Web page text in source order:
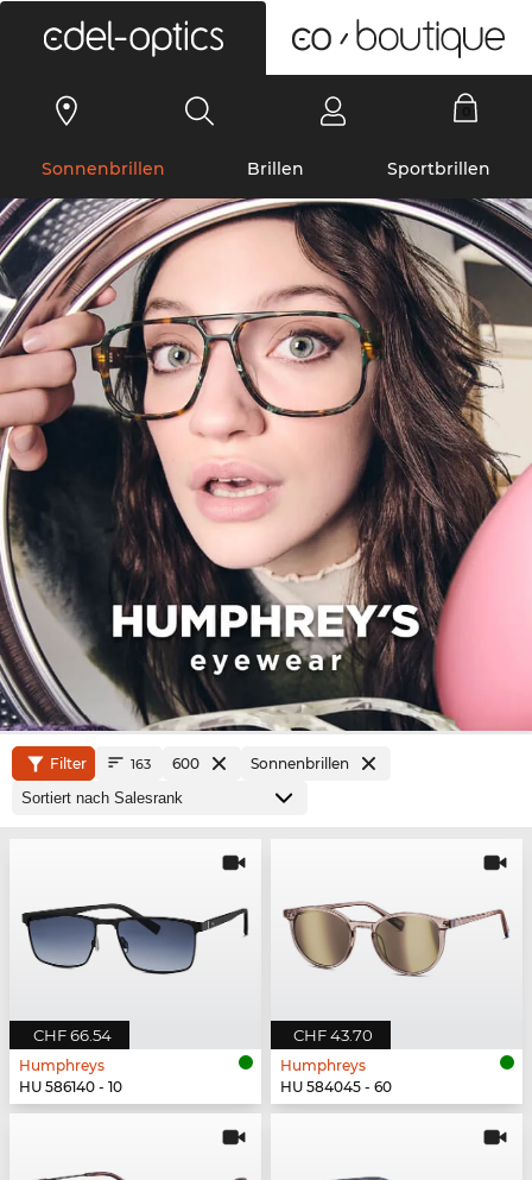
Sonnenbrillen Brillen Sportbrillen
Filter 163 600 Sonnenbrillen
CHF 66.54
Humphreys
HU 586140 - 10
CHF 43.70
Humphreys
HU 584045 - 60